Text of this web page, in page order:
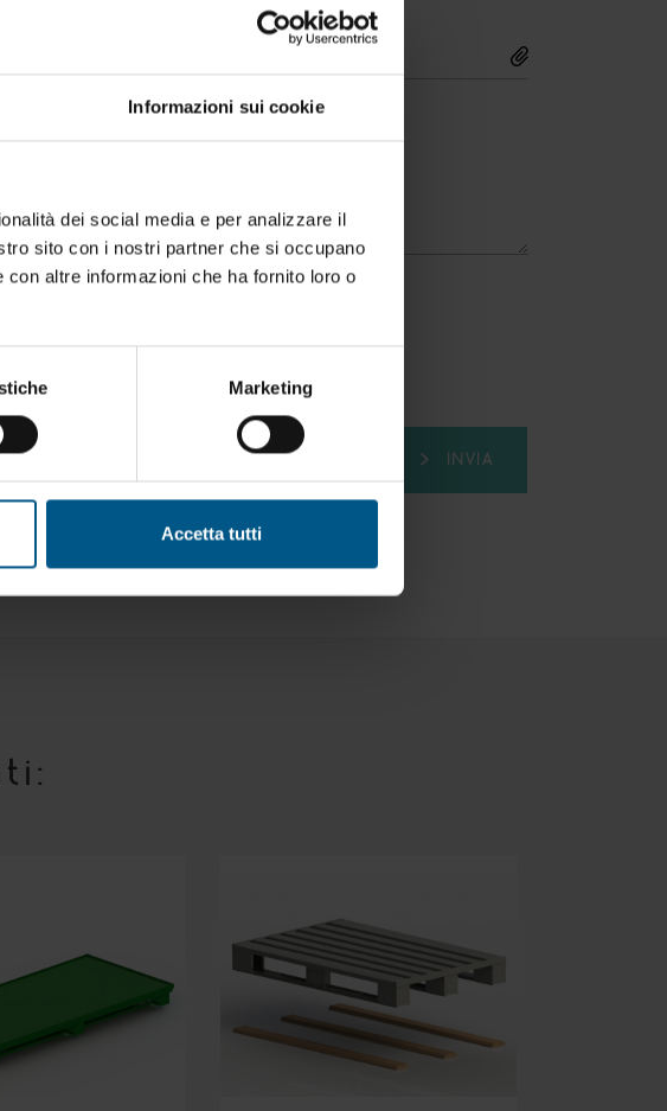
Informazioni sui cookie
dei social media e per analizzare il
sito con i nostri partner che si occupano
altre informazioni che ha fornito loro o
Marketing
Accetta tutti
INVIA